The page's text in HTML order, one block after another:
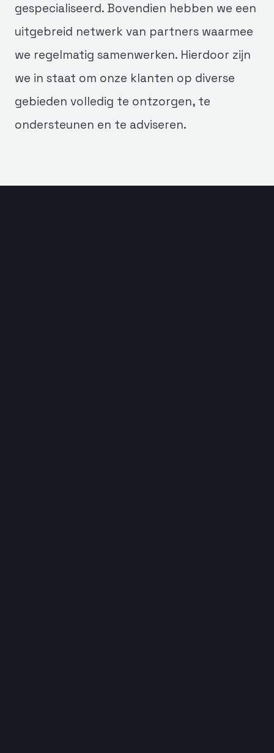
gespecialiseerd. Bovendien hebben we een
uitgebreid netwerk van partners waarmee
we regelmatig samenwerken. Hierdoor zijn
we in staat om onze klanten op diverse
gebieden volledig te ontzorgen, te
ondersteunen en te adviseren.